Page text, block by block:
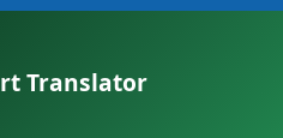
Translator